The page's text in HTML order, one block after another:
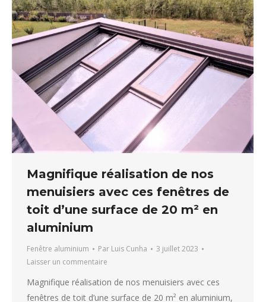
Magnifique réalisation de nos
menuisiers avec ces fenêtres de
toit d’une surface de 20 m² en
aluminium
Fenêtre aluminium Par Luis Cunha
3 juillet 2023
Laisser un commentaire
Magnifique réalisation de nos menuisiers avec ces
fenêtres de toit d’une surface de 20 m² en aluminium,